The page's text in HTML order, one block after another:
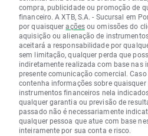
compra, publicidade ou promoção de
financeiro. A XTB, S.A. - Sucursal em
por quaisqueraçõesou omissões do
aquisição ou alienação de
aceitará a responsabilidade por
sem limitação, qualquer perda que
indiretamente realizada com base nas
presente comunicação comercial.
contenha informações sobre
instrumentos financeiros nela
qualquer garantia ou previsão de
passado não é necessariamente
qualquer pessoa que atue com base
inteiramente por sua conta e risco.